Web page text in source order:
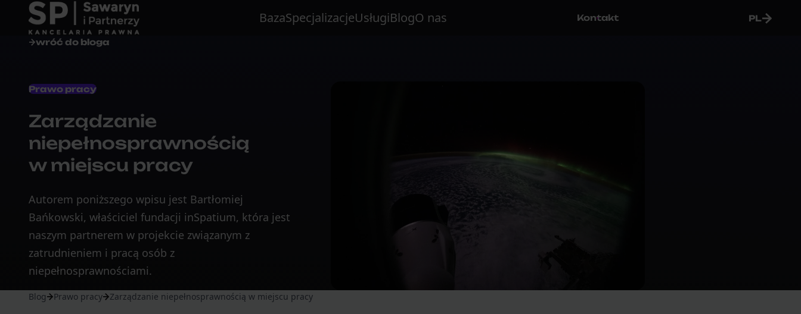
BazaSpecjalizacjeUsługiBlogO nas Kontakt PL
wróć do bloga
Prawo pracy
Zarządzanie
niepełnosprawnością
w miejscu pracy
Autorem poniższego wpisu jest Bartłomiej
Bańkowski, właściciel fundacji inSpatium, która jest
naszym partnerem w projekcie związanym z
zatrudnieniem i pracą osób z
niepełnosprawnościami.
Blog Prawo pracy Zarządzanie niepełnosprawnością w miejscu pracy